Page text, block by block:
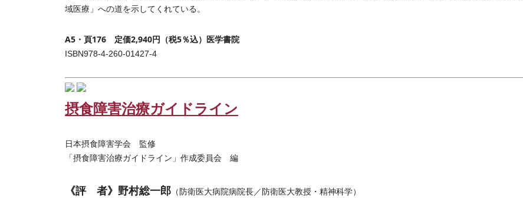
域医療」への道を示してくれている。
A5・頁176 定価2,940円（税5％込）医学書院
ISBN978-4-260-01427-4
摂食障害治療ガイドライン
日本摂食障害学会 監修
「摂食障害治療ガイドライン」作成委員会 編
《評 者》野村総一郎 （防衛医大病院病院長／防衛医大教授・精神科学）